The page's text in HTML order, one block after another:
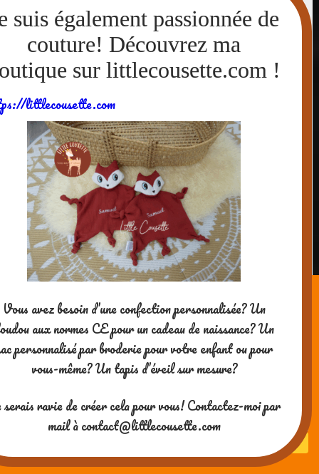
couture terminée avec la poche en
bas du masque
Nous allons ensuite former le masque. Pur
cela, plier le masque selon la longueur sur
4 cm en haut et en bas, puis replier les
côtés sur 1 à 2 cm (dépend de la taille de
votre élastique) pour former la coulisse où
on va insérer l’élastique:
Replier le masque sur 4 cm en haut
littlecousette.com
Vous avez besoin d’une confection personnalisée? Un
aux normes CE pour un cadeau de naissance? Un
personnalisé par broderie pour votre enfant ou pour
vous-même? Un tapis d’éveil sur mesure?
ravie de créer cela pour vous! Contactez-moi par
mail à contact@littlecousette.com